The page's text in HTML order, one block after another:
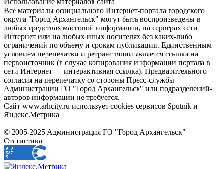
Использование материалов сайта
Все материалы официального Интернет-портала городского
округа "Город Архангельск" могут быть воспроизведены в
любых средствах массовой информации, на серверах сети
Интернет или на любых иных носителях без каких-либо
ограничений по объему и срокам публикации. Единственным
условием перепечатки и ретрансляции является ссылка на
первоисточник (в случае копирования информации портала в
сети Интернет — интерактивная ссылка). Предварительного
согласия на перепечатку со стороны Пресс-службы
Администрации ГО "Город Архангельск" или подразделений-
авторов информации не требуется.
Сайт www.arhcity.ru использует cookies сервисов Sputnik и
Яндекс.Метрика
© 2005-2025 Администрация ГО "Город Архангельск"
Статистика